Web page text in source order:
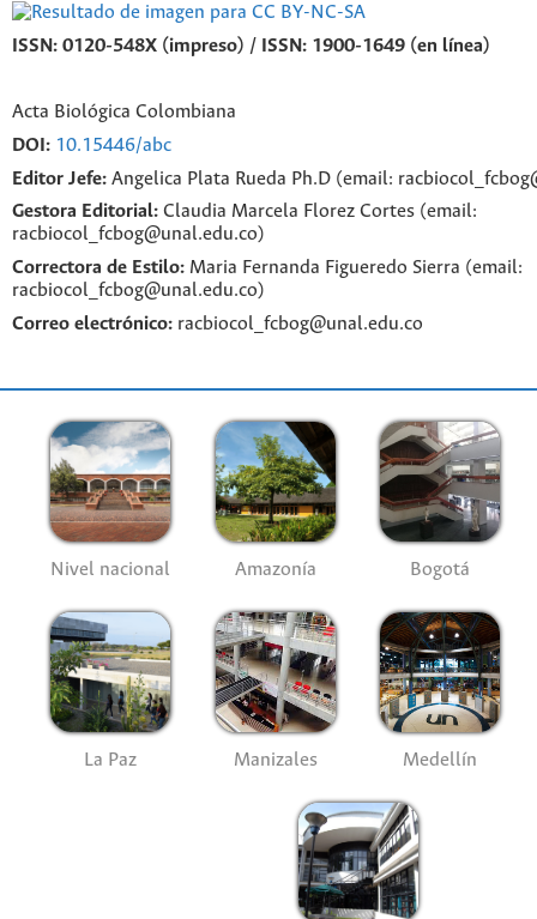
ISSN: 0120-548X (impreso) / ISSN: 1900-1649 (en línea)
Acta Biológica Colombiana
DOI: 10.15446/abc
Editor Jefe: Angelica Plata Rueda Ph.D (email:
Gestora Editorial: Claudia Marcela Florez Cortes (email:
racbiocol_fcbog@unal.edu.co)
Correctora de Estilo: Maria Fernanda Figueredo Sierra (email:
racbiocol_fcbog@unal.edu.co)
Correo electrónico: racbiocol_fcbog@unal.edu.co
Nivel nacional Amazonía Bogotá
La Paz Manizales Medellín